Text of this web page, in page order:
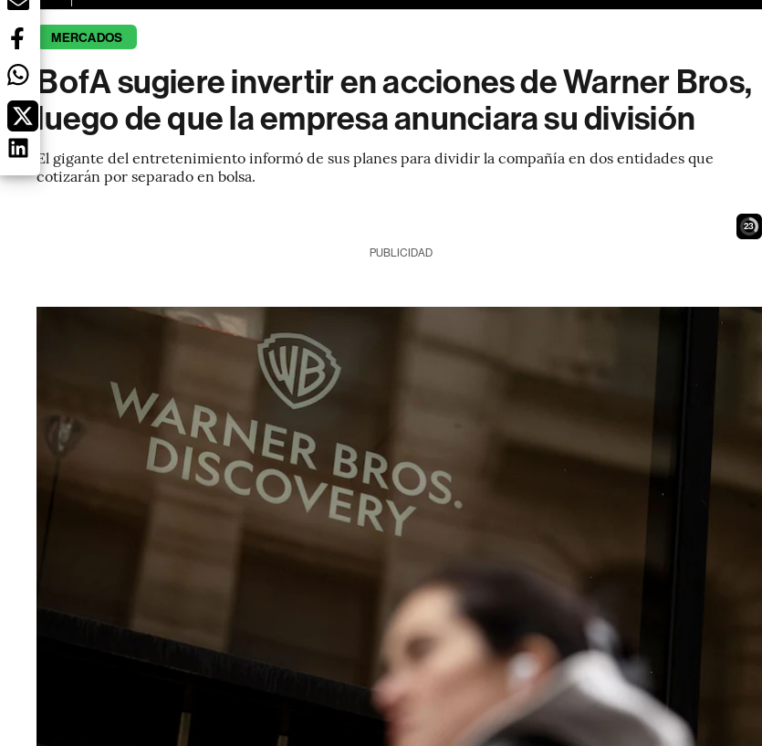
MERCADOS
BofA sugiere invertir en acciones de Warner Bros,
luego de que la empresa anunciara su división
El gigante del entretenimiento informó de sus planes para dividir la compañía en dos entidades que
cotizarán por separado en bolsa.
21
PUBLICIDAD